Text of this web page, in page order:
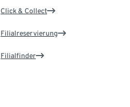
Click & Collect
Filialreservierung
Filialfinder